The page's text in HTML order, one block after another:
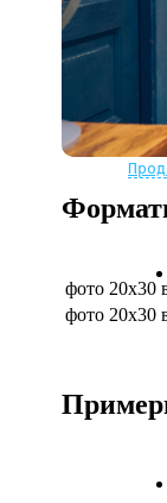
Не
Мы
фото 20х30
фото 20х30